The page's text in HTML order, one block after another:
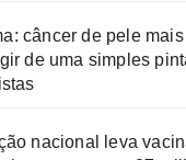
câncer de pele
de uma simples
nacional leva